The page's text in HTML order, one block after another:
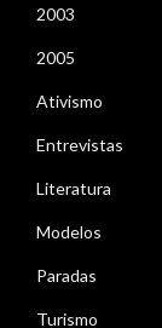
2003
2005
Ativismo
Entrevistas
Literatura
Modelos
Paradas
Turismo